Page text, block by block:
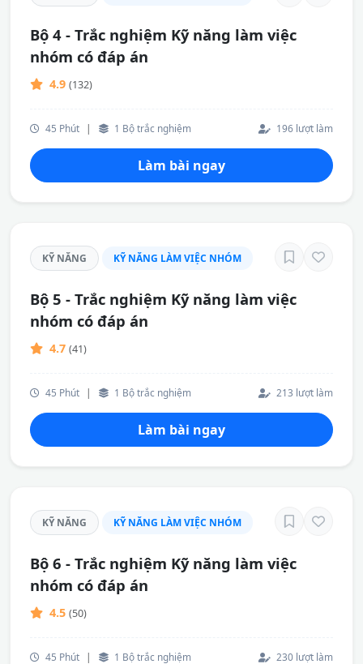
Bộ 4 - Trắc nghiệm Kỹ năng làm việc
nhóm có đáp án
4.9 (132)
45 Phút | 1 Bộ trắc nghiệm 196 lượt làm
Làm bài ngay
KỸ NĂNG KỸ NĂNG LÀM VIỆC NHÓM
Bộ 5 - Trắc nghiệm Kỹ năng làm việc
nhóm có đáp án
4.7 (41)
45 Phút | 1 Bộ trắc nghiệm 213 lượt làm
Làm bài ngay
KỸ NĂNG KỸ NĂNG LÀM VIỆC NHÓM
Bộ 6 - Trắc nghiệm Kỹ năng làm việc
nhóm có đáp án
4.5 (50)
45 Phút | 1 Bộ trắc nghiệm 230 lượt làm